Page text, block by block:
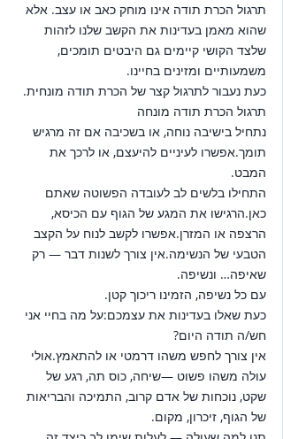
תרגול הכרת תודה אינו מוחק כאב או עצב. אלא
שהוא מאמן בעדינות את הקשב שלנו לזהות
שלצד הקושי קיימים גם היבטים תומכים,
משמעותיים ומזינים בחיינו.
כעת נעבור לתרגול קצר של הכרת תודה מונחית.
תרגול הכרת תודה מונחה
נתחיל בישיבה נוחה, או בשכיבה אם זה מרגיש
תומך.אפשרו לעיניים להיעצם, או לרכך את
המבט.
התחילו בלשים לב לעובדה הפשוטה שאתם
כאן.הרגישו את המגע של הגוף עם הכיסא,
הרצפה או המזרן.אפשרו לקשב לנוח על הקצב
הטבעי של הנשימה.אין צורך לשנות דבר — רק
שאיפה… ונשיפה.
עם כל נשיפה, הזמינו ריכוך קטן.
כעת שאלו בעדינות את עצמכם:על מה בחיי אני
חש/ה תודה היום?
אין צורך לחפש משהו דרמטי או להתאמץ.אולי
עולה משהו פשוט —שיחה, כוס תה, רגע של
שקט, נוכחות של אדם קרוב, התמיכה והבריאות
של הגוף, זיכרון, מקום.